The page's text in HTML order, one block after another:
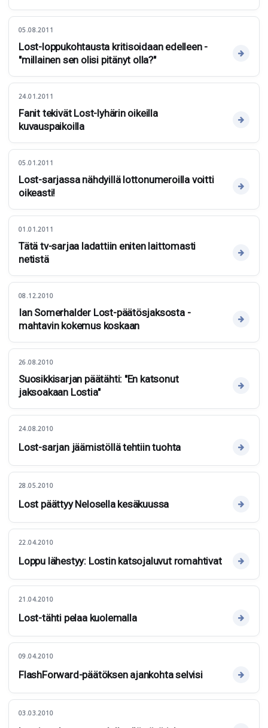
05.08.2011
Lost-loppukohtausta kritisoidaan edelleen -
"millainen sen olisi pitänyt olla?"
24.01.2011
Fanit tekivät Lost-lyhärin oikeilla
kuvauspaikoilla
05.01.2011
Lost-sarjassa nähdyillä lottonumeroilla voitti
oikeasti!
01.01.2011
Tätä tv-sarjaa ladattiin eniten laittomasti
netistä
08.12.2010
Ian Somerhalder Lost-päätösjaksosta -
mahtavin kokemus koskaan
26.08.2010
Suosikkisarjan päätähti: "En katsonut
jaksoakaan Lostia"
24.08.2010
Lost-sarjan jäämistöllä tehtiin tuohta
28.05.2010
Lost päättyy Nelosella kesäkuussa
22.04.2010
Loppu lähestyy: Lostin katsojaluvut romahtivat
21.04.2010
Lost-tähti pelaa kuolemalla
09.04.2010
FlashForward-päätöksen ajankohta selvisi
03.03.2010